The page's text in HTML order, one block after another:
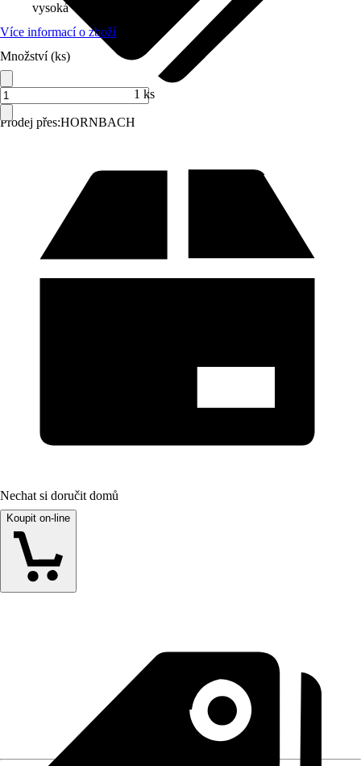
Prodej přes:HORNBACH
vysoká
Více informací o zboží
Množství (ks)
1 ks
Nechat si doručit domů
Koupit on-line